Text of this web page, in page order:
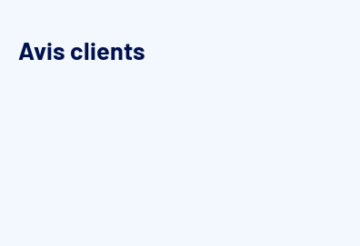
Avis clients